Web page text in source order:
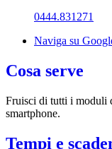
0444.831271
Naviga su
Cosa serve
Fruisci di tutti i moduli
smartphone.
Tempi e